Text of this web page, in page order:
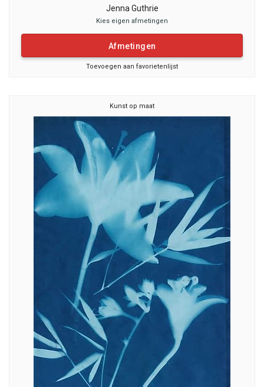
Jenna Guthrie
Kies eigen afmetingen
Afmetingen
Toevoegen aan favorietenlijst
Kunst op maat